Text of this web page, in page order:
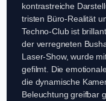
kontrastreiche
tristen Büro-Realität
Techno-Club ist
der verregneten
Laser-Show, wurde
gefilmt. Die
die dynamische
Beleuchtung greifbar